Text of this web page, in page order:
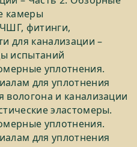
камеры
фитинги,
для канализации –
испытаний
уплотнения.
для уплотнения
вологона и канализации
эластомеры.
уплотнения.
для уплотнения